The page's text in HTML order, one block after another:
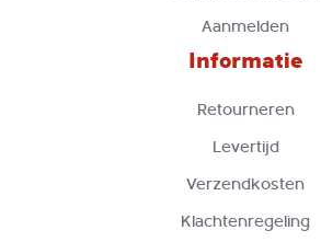
Aanmelden
Informatie
Retourneren
Levertijd
Verzendkosten
Klachtenregeling